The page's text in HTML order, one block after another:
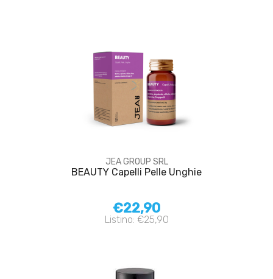
JEA GROUP SRL
BEAUTY Capelli Pelle Unghie
€22,90
Listino: €25,90